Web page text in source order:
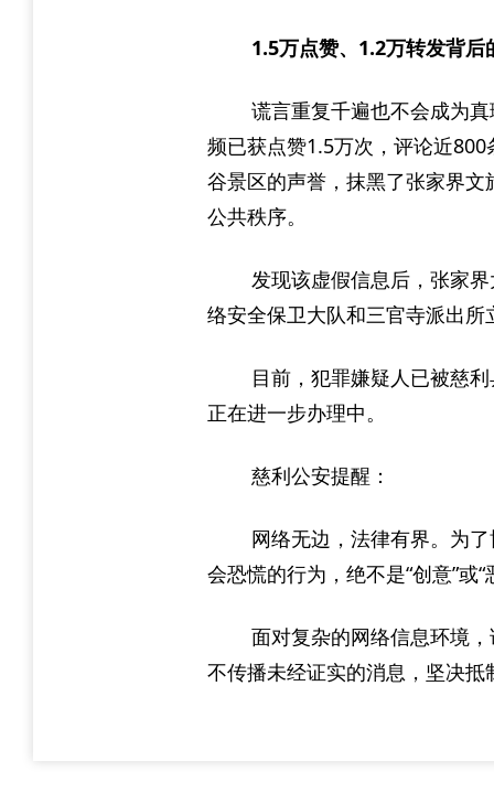
1.5万点赞、1.2万转发背后
谎言重复千遍也不会成为
频已获点赞1.5万次，评论近
谷景区的声誉，抹黑了张家界
公共秩序。
发现该虚假信息后，张家
络安全保卫大队和三官寺派出
目前，犯罪嫌疑人已被慈
正在进一步办理中。
慈利公安提醒：
网络无边，法律有界。为
会恐慌的行为，绝不是“创意”或
面对复杂的网络信息环境
不传播未经证实的消息，坚决